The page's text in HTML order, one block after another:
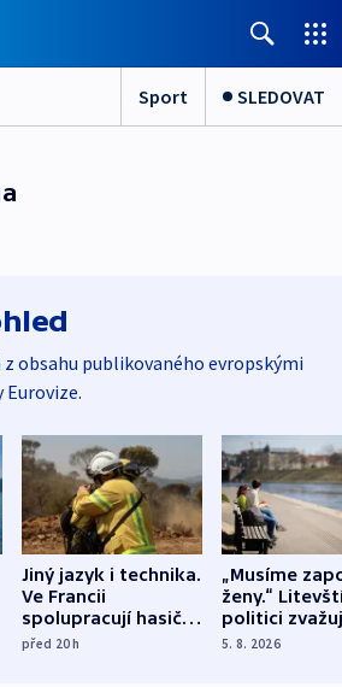
Sport SLEDOVAT
z obsahu publikovaného evropskými
Jiný jazyk i technika.
Ve Francii
spolupracují hasiči z
různých zemí
před 20h
„Musíme
ženy.“
politici
dohodu o
5. 8. 2026